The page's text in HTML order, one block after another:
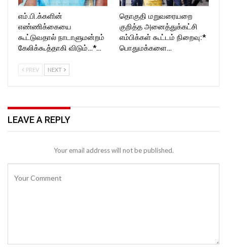
எம்.பி.க்களின்
எண்ணிக்கையை
கூட்டுவதால் நாடாளுமன்றம்
கேலிக்கூத்தாகி விடும்…*…
தொகுதி மறுவரையறை
குறித்த அனைத்துக்கட்சி
எம்பிக்கள் கூட்டம் நிறைவு:*
பொதுமக்களை…
PREV NEXT
LEAVE A REPLY
Your email address will not be published.